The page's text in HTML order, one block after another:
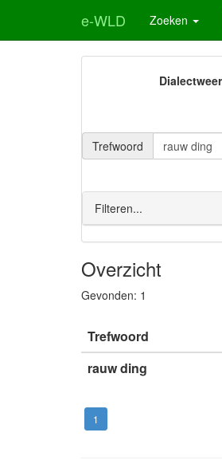
e-WLD Zoeken
Trefwoord
Filteren...
Overzicht
Gevonden: 1
Trefwoord
rauw ding
1